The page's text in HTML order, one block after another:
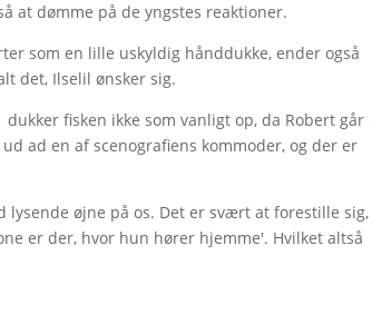
at dømme på de yngstes reaktioner.
som en lille uskyldig hånddukke, ender også
det, Ilselil ønsker sig.
fisken ikke som vanligt op, da Robert går
ad en af scenografiens kommoder, og der er
øjne på os. Det er svært at forestille sig,
er der, hvor hun hører hjemme'. Hvilket altså